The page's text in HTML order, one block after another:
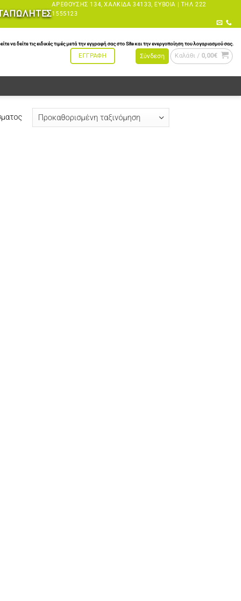
ΑΡΕΘΟΎΣΗΣ 134, ΧΑΛΚΊΔΑ 34133, ΕΎΒΟΙΑ | ΤΗΛ 222
1555123
δείτε τις ειδικές τιμές μετά την εγγραφή σας στο Site και την ενεργοποίηση του λογαριασμού σας.
ΕΓΓΡΑΦΗ Σύνδεση Καλάθι / 0,00€